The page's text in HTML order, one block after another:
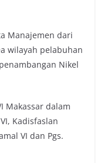
Manajemen dari
wilayah pelabuhan
Nikel
Makassar dalam
Kadisfaslan
VI dan Pgs.